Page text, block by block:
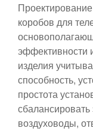
коробов для
эффективности
изделия
способность,
простота
воздуховоды,